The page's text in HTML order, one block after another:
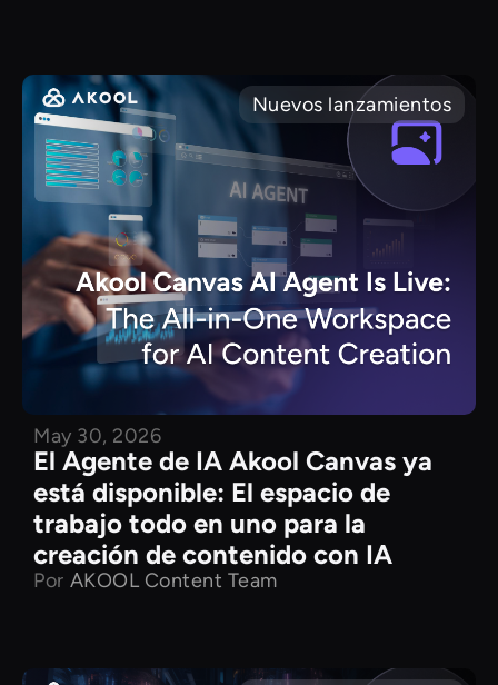
Nuevos lanzamientos
May 30, 2026
El Agente de IA Akool Canvas ya
está disponible: El espacio de
trabajo todo en uno para la
creación de contenido con IA
Por AKOOL Content Team